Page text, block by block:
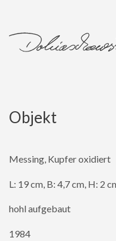
Objekt
Messing, Kupfer oxidiert
L: 19 cm, B: 4,7 cm, H: 2
hohl aufgebaut
1984